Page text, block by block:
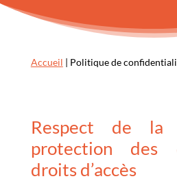
Accueil | Politique de
Respect de la
protection des
droits d’accès